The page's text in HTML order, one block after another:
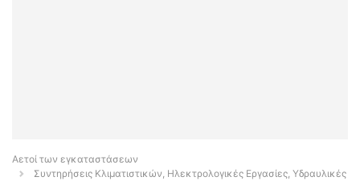
Αετοί των εγκαταστάσεων
Συντηρήσεις Κλιματιστικών, Ηλεκτρολογικές Εργασίες, Υδραυλικές